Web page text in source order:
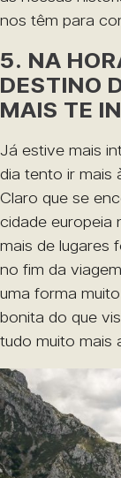
nos têm para
5. NA
DESTINO
MAIS TE
Já estive mais
dia tento ir mais
Claro que se
cidade europeia
mais de lugares
no fim da
uma forma
bonita do que
tudo muito mais